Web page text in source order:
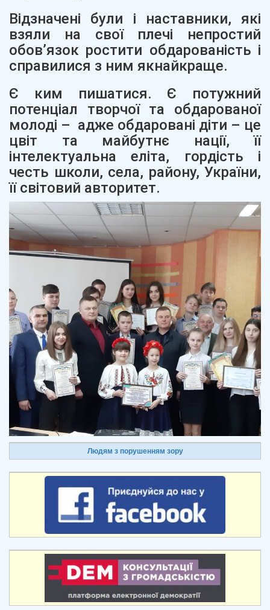
Відзначені були і наставники, які
взяли на свої плечі непростий
обов’язок ростити обдарованість і
справилися з ним якнайкраще.
Є ким пишатися. Є потужний
потенціал творчої та обдарованої
молоді – адже обдаровані діти – це
цвіт та майбутнє нації, її
інтелектуальна еліта, гордість і
честь школи, села, району, України,
її світовий авторитет.
Людям з порушенням зору